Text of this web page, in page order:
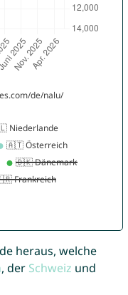
heraus, welche
, der Schweiz und